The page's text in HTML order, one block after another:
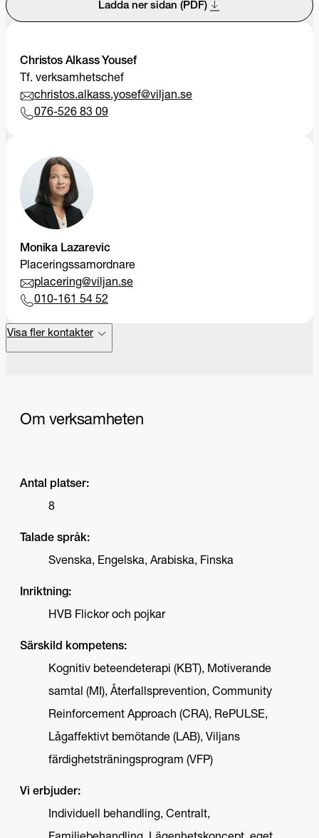
Ladda ner sidan (PDF)
Christos Alkass Yousef
Tf. verksamhetschef
christos.alkass.yosef@viljan.se
076-526 83 09
Monika Lazarevic
Placeringssamordnare
placering@viljan.se
010-161 54 52
Visa fler kontakter
Om verksamheten
Antal platser:
8
Talade språk:
Svenska, Engelska, Arabiska, Finska
Inriktning:
HVB Flickor och pojkar
Särskild kompetens:
Kognitiv beteendeterapi (KBT), Motiverande
samtal (MI), Återfallsprevention, Community
Reinforcement Approach (CRA), RePULSE,
Lågaffektivt bemötande (LAB), Viljans
färdighetsträningsprogram (VFP)
Vi erbjuder:
Individuell behandling, Centralt,